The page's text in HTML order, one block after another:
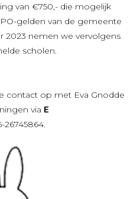
van €750,- die mogelijk
gelden van de gemeente
2023 nemen we vervolgens
scholen.
contact op met Eva Gnodde
via E
26745864.